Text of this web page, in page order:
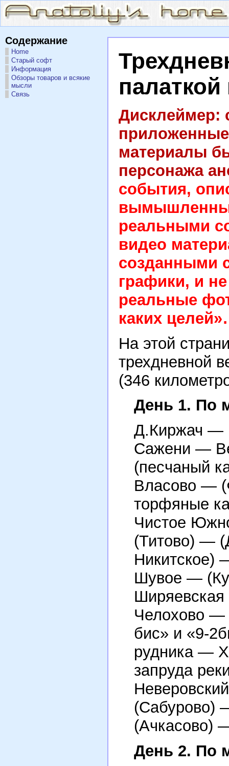
Содержание
Home
Старый софт
Информация
Обзоры товаров и всякие
мысли
Связь
Дисклеймер:
материалы
персонажа
события,
реальными
видео
созданными
графики, и
реальные
каких
На этой
трехдневной
(346
День 1. По
Д.Киржач —
Сажени —
(песчаный
Власово —
торфяные
Чистое
(Титово) —
Шувое —
Челохово —
бис» и «9-
рудника —
запруда
(Сабурово)
(Ачкасово)
День 2. По